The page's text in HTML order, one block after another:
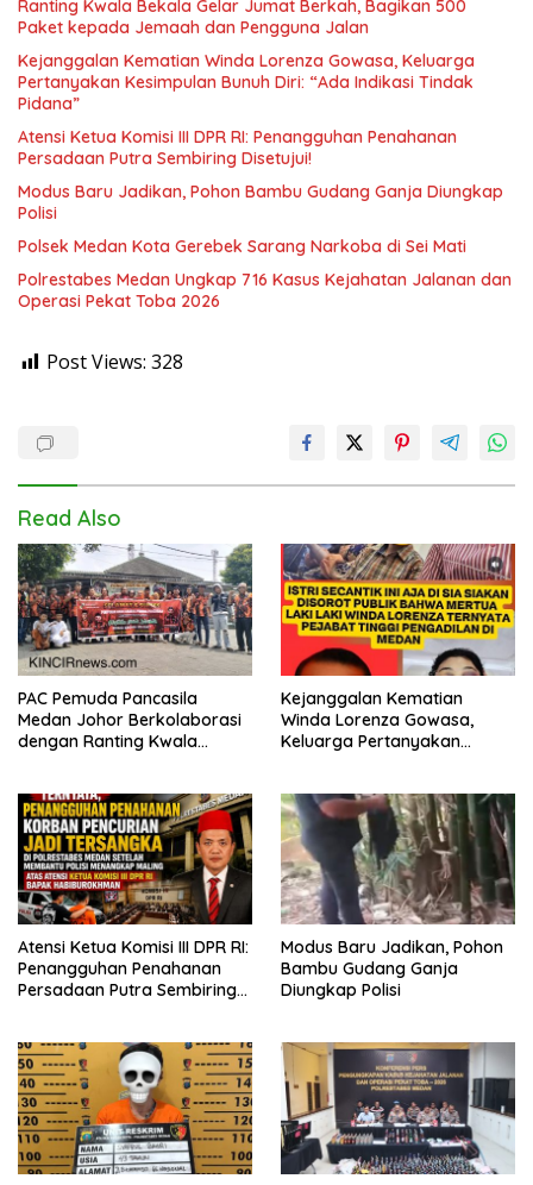
Ranting Kwala Bekala Gelar Jumat Berkah, Bagikan 500
Paket kepada Jemaah dan Pengguna Jalan
Kejanggalan Kematian Winda Lorenza Gowasa, Keluarga
Pertanyakan Kesimpulan Bunuh Diri: “Ada Indikasi Tindak
Pidana”
Atensi Ketua Komisi III DPR RI: Penangguhan Penahanan
Persadaan Putra Sembiring Disetujui!
Modus Baru Jadikan, Pohon Bambu Gudang Ganja Diungkap
Polisi
Polsek Medan Kota Gerebek Sarang Narkoba di Sei Mati
Polrestabes Medan Ungkap 716 Kasus Kejahatan Jalanan dan
Operasi Pekat Toba 2026
Post Views: 328
Read Also
PAC Pemuda Pancasila
Medan Johor Berkolaborasi
dengan Ranting Kwala
Jemaah dan Pengguna Jalan
Kejanggalan Kematian
Winda Lorenza Gowasa,
Keluarga Pertanyakan
Atensi Ketua Komisi III DPR RI:
Penangguhan Penahanan
Persadaan Putra Sembiring
Modus Baru Jadikan, Pohon
Bambu Gudang Ganja
Diungkap Polisi